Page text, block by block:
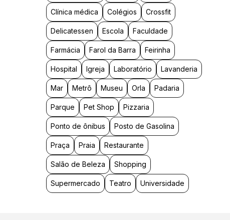
Clínica médica Colégios Crossfit
Delicatessen Escola Faculdade
Farmácia Farol da Barra Feirinha
Hospital Igreja Laboratório Lavanderia
Mar Metrô Museu Orla Padaria
Parque Pet Shop Pizzaria
Ponto de ônibus Posto de Gasolina
Praça Praia Restaurante
Salão de Beleza Shopping
Supermercado Teatro Universidade